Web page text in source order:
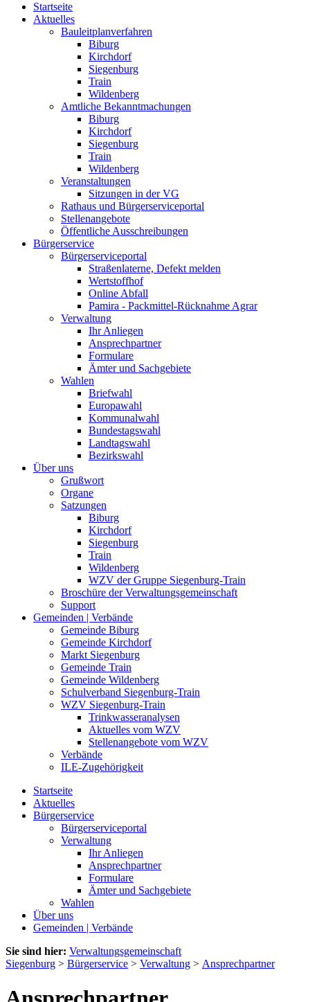
Startseite
Aktuelles
Bauleitplanverfahren
Biburg
Kirchdorf
Siegenburg
Train
Wildenberg
Amtliche Bekanntmachungen
Biburg
Kirchdorf
Siegenburg
Train
Wildenberg
Veranstaltungen
Sitzungen in der VG
Rathaus und Bürgerserviceportal
Stellenangebote
Öffentliche Ausschreibungen
Bürgerservice
Bürgerserviceportal
Straßenlaterne, Defekt melden
Wertstoffhof
Online Abfall
Pamira - Packmittel-Rücknahme Agrar
Verwaltung
Ihr Anliegen
Ansprechpartner
Formulare
Ämter und Sachgebiete
Wahlen
Briefwahl
Europawahl
Kommunalwahl
Bundestagswahl
Landtagswahl
Bezirkswahl
Über uns
Grußwort
Organe
Satzungen
Biburg
Kirchdorf
Siegenburg
Train
Wildenberg
WZV der Gruppe Siegenburg-Train
Broschüre der Verwaltungsgemeinschaft
Support
Gemeinden | Verbände
Gemeinde Biburg
Gemeinde Kirchdorf
Markt Siegenburg
Gemeinde Train
Gemeinde Wildenberg
Schulverband Siegenburg-Train
WZV Siegenburg-Train
Trinkwasseranalysen
Aktuelles vom WZV
Stellenangebote vom WZV
Verbände
ILE-Zugehörigkeit
Startseite
Aktuelles
Bürgerservice
Bürgerserviceportal
Verwaltung
Ihr Anliegen
Ansprechpartner
Formulare
Ämter und Sachgebiete
Wahlen
Über uns
Gemeinden | Verbände
Sie sind hier: Verwaltungsgemeinschaft
Siegenburg > Bürgerservice > Verwaltung > Ansprechpartner